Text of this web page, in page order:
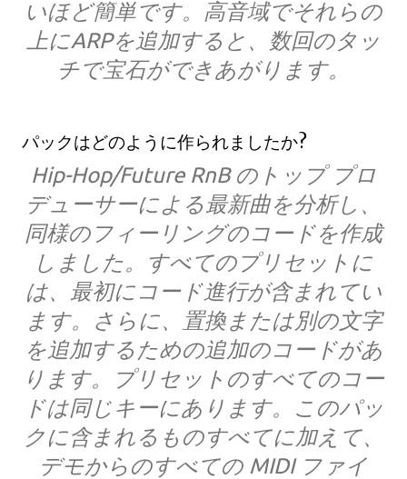
いほど簡単です。高音域でそれらの
上にARPを追加すると、数回のタッ
チで宝石ができあがります。
パックはどのように作られましたか?
Hip-Hop/Future RnB のトップ プロ
デューサーによる最新曲を分析し、
同様のフィーリングのコードを作成
しました。すべてのプリセットに
は、最初にコード進行が含まれてい
ます。さらに、置換または別の文字
を追加するための追加のコードがあ
ります。プリセットのすべてのコー
ドは同じキーにあります。このパッ
クに含まれるものすべてに加えて、
デモからのすべての MIDI ファイ